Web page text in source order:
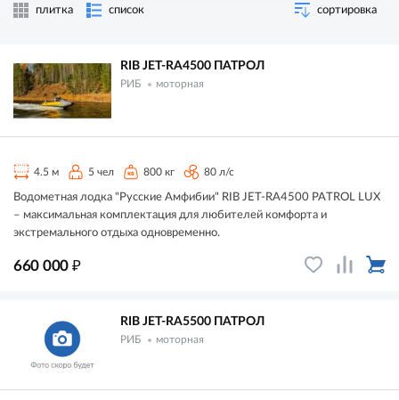
плитка список сортировка
RIB JET-RA4500 ПАТРОЛ
РИБ моторная
4.5 м 5 чел 800 кг 80 л/с
Водометная лодка "Русские Амфибии" RIB JET-RA4500 PATROL LUX
– максимальная комплектация для любителей комфорта и
экстремального отдыха одновременно.
660 000 ₽
RIB JET-RA5500 ПАТРОЛ
РИБ моторная